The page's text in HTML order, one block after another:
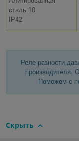
сталь 10
IP42
Реле разности
производителя.
Поможем с
Скрыть